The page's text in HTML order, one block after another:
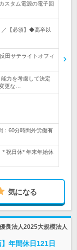
スタム電源の電子回
／【必須】◆高卒以
田サテライトオフィ
力を考慮して決定
更な…
：60分時間外労働有
* 祝日休* 年末年始休
気になる
良法人2025大規模法人
年間休日121日